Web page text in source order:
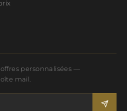
personnalisées —
mail.